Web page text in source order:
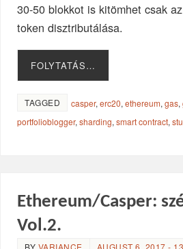
30-50 blokkot is kitömhet csak
token disztributálása.
FOLYTATÁS…
TAGGED casper,erc20,ethereum,gas,
portfolioblogger,sharding,smart contract,
Ethereum/Casper:
Vol.2.
BY VARIANCE AUGUST 6, 2017 -